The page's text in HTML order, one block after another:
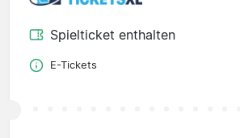
Spielticket enthalten
E-Tickets